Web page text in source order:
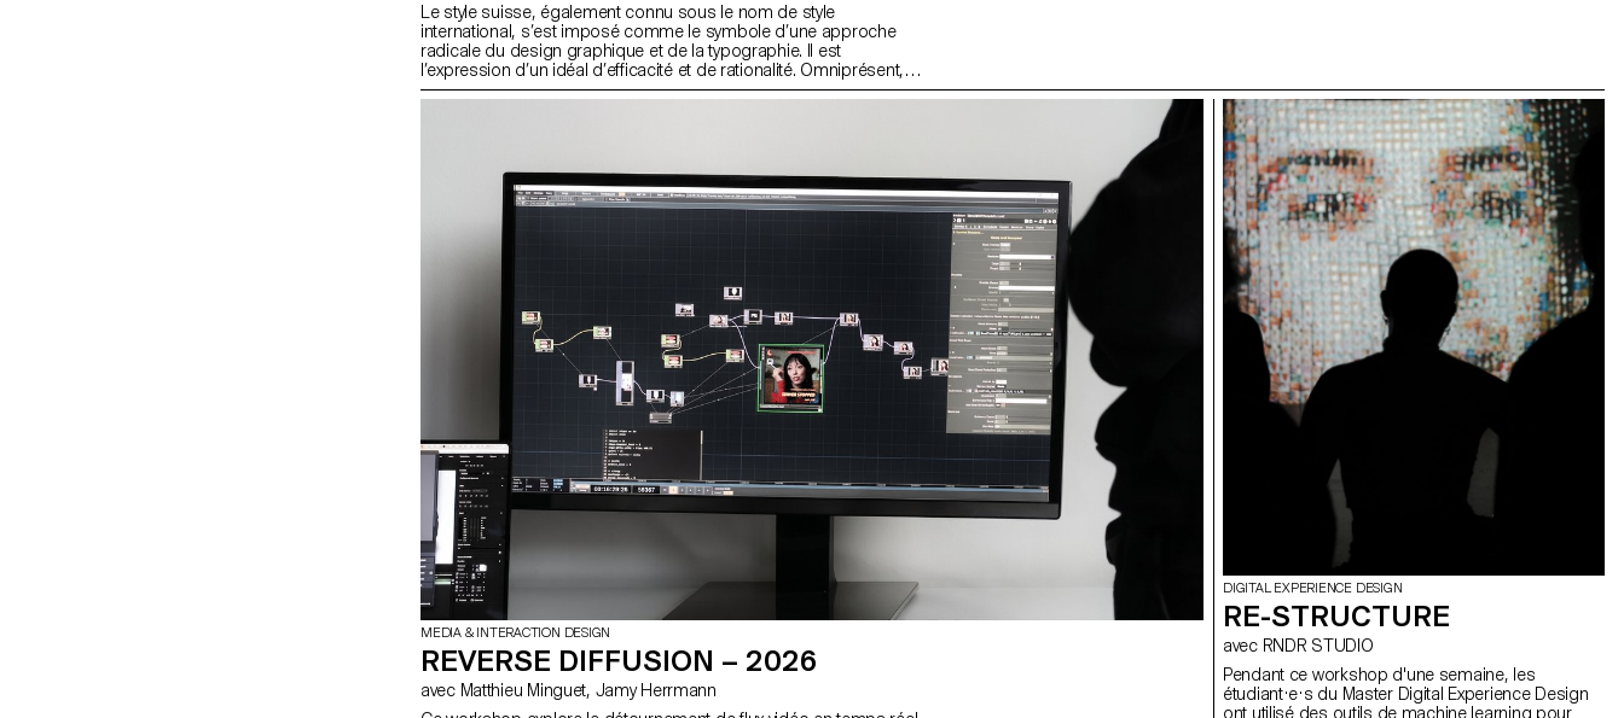
Le style suisse, également connu sous le nom de style
international, s’est imposé comme le symbole d’une approche
radicale du design graphique et de la typographie. Il est
l’expression d’un idéal d’efficacité et de rationalité. Omniprésent,
plus d’un demi-siècle après son apparition, a-t-il toujours la
typographiques pour les représenter ?
MEDIA & INTERACTION DESIGN
REVERSE DIFFUSION – 2026
avec Matthieu Minguet, Jamy Herrmann
DIGITAL EXPERIENCE DESIGN
RE-STRUCTURE
avec RNDR STUDIO
Pendant ce workshop d'une semaine, les
étudiant·e·s du Master Digital Experience Design
ont utilisé des outils de machine learning pour